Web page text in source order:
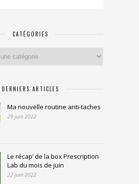
CATÉGORIES
DERNIERS ARTICLES
Ma nouvelle routine anti-taches
29 juin 2022
Le récap’ de la box Prescription
Lab du mois de juin
22 juin 2022